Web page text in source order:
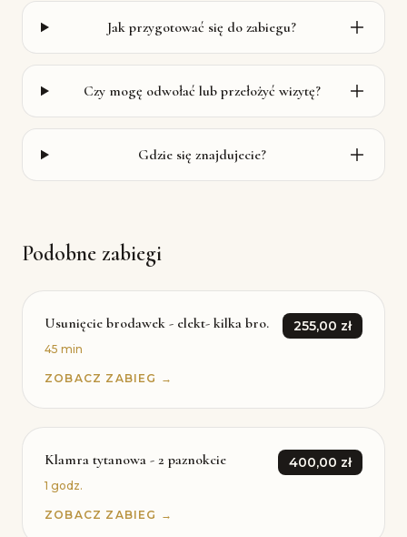
Jak przygotować się do zabiegu?
Czy mogę odwołać lub przełożyć wizytę?
Gdzie się znajdujecie?
Podobne zabiegi
Usunięcie brodawek - elekt- kilka bro. 255,00 zł
45 min
ZOBACZ ZABIEG →
Klamra tytanowa - 2 paznokcie 400,00 zł
1 godz.
ZOBACZ ZABIEG →